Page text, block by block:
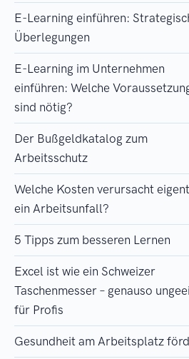
E-Learning einführen:
Überlegungen
E-Learning im Unternehmen
einführen: Welche
sind nötig?
Der Bußgeldkatalog zum
Arbeitsschutz
Welche Kosten verursacht
ein Arbeitsunfall?
5 Tipps zum besseren Lernen
Excel ist wie ein Schweizer
Taschenmesser – genauso
für Profis
Gesundheit am Arbeitsplatz